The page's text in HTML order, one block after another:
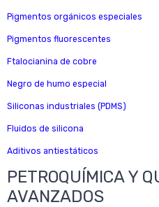
Pigmentos orgánicos especiales
Pigmentos fluorescentes
Ftalocianina de cobre
Negro de humo especial
Siliconas industriales (PDMS)
Fluidos de silicona
Aditivos antiestáticos
PETROQUÍMICA Y
AVANZADOS